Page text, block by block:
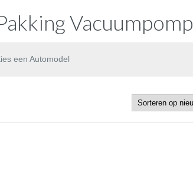
Vacuumpomp
een Automodel